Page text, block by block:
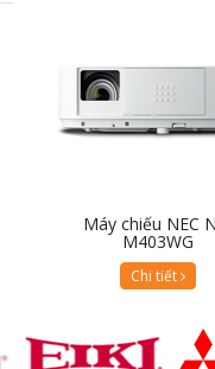
Máy chiếu NEC
M403WG
Chi tiết